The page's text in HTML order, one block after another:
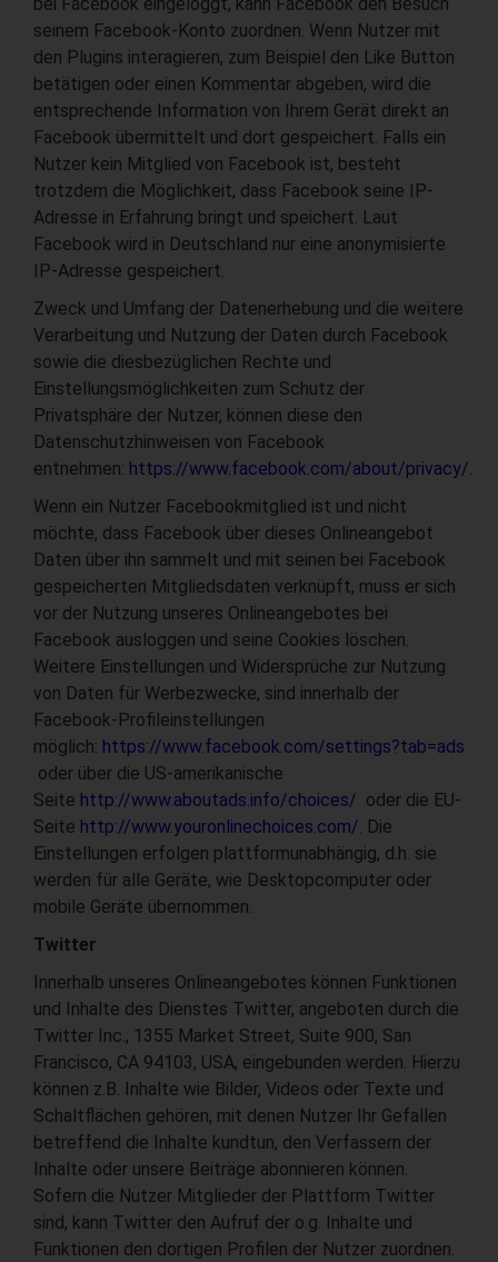
seinem Facebook-Konto zuordnen. Wenn Nutzer mit
den Plugins interagieren, zum Beispiel den Like Button
betätigen oder einen Kommentar abgeben, wird die
entsprechende Information von Ihrem Gerät direkt an
Facebook übermittelt und dort gespeichert. Falls ein
Nutzer kein Mitglied von Facebook ist, besteht
trotzdem die Möglichkeit, dass Facebook seine IP-
Adresse in Erfahrung bringt und speichert. Laut
Facebook wird in Deutschland nur eine anonymisierte
IP-Adresse gespeichert.
Zweck und Umfang der Datenerhebung und die weitere
Verarbeitung und Nutzung der Daten durch Facebook
sowie die diesbezüglichen Rechte und
Einstellungsmöglichkeiten zum Schutz der
Privatsphäre der Nutzer, können diese den
Datenschutzhinweisen von Facebook
entnehmen: https://www.facebook.com/about/privacy/.
Wenn ein Nutzer Facebookmitglied ist und nicht
möchte, dass Facebook über dieses Onlineangebot
Daten über ihn sammelt und mit seinen bei Facebook
gespeicherten Mitgliedsdaten verknüpft, muss er sich
vor der Nutzung unseres Onlineangebotes bei
Facebook ausloggen und seine Cookies löschen.
Weitere Einstellungen und Widersprüche zur Nutzung
von Daten für Werbezwecke, sind innerhalb der
Facebook-Profileinstellungen
möglich: https://www.facebook.com/settings?tab=ads
oder über die US-amerikanische
Seite http://www.aboutads.info/choices/ oder die EU-
Seite http://www.youronlinechoices.com/. Die
Einstellungen erfolgen plattformunabhängig, d.h. sie
werden für alle Geräte, wie Desktopcomputer oder
mobile Geräte übernommen.
Twitter
Innerhalb unseres Onlineangebotes können Funktionen
und Inhalte des Dienstes Twitter, angeboten durch die
Twitter Inc., 1355 Market Street, Suite 900, San
Francisco, CA 94103, USA, eingebunden werden. Hierzu
können z.B. Inhalte wie Bilder, Videos oder Texte und
Schaltflächen gehören, mit denen Nutzer Ihr Gefallen
betreffend die Inhalte kundtun, den Verfassern der
Inhalte oder unsere Beiträge abonnieren können.
Sofern die Nutzer Mitglieder der Plattform Twitter
sind, kann Twitter den Aufruf der o.g. Inhalte und
Funktionen den dortigen Profilen der Nutzer zuordnen.